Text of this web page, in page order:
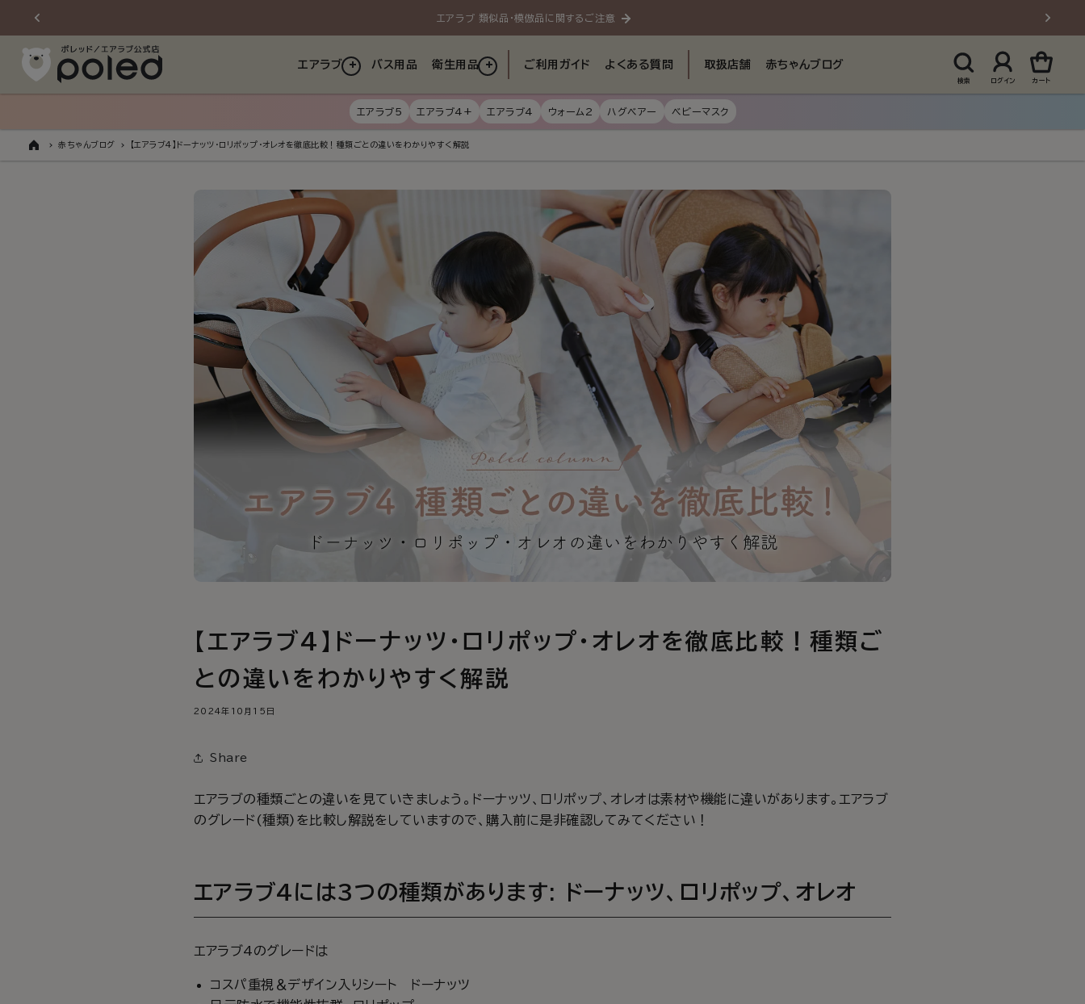
ンツに
進む
エアラブ 類似品・模倣品に関するご注意
エアラブ バス用品 衛生用品 ご利用ガイド よくある質問 取扱店舗 赤ちゃんブログ
検索 ログイン カート
エアラブ5 エアラブ4+ エアラブ4 ウォーム2 ハグベアー ベビーマスク
ト
ッ
赤ちゃんブログ 【エアラブ4】ドーナッツ・ロリポップ・オレオを徹底比較！種類ごとの違いをわかりやすく解説
【エアラブ4】ドーナッツ・ロリポップ・オレオを徹底比較！種類ご
との違いをわかりやすく解説
2024年10月15日
Share
エアラブの種類ごとの違いを見ていきましょう。ドーナッツ、ロリポップ、オレオは素材や機能に違いがあります。エアラブ
のグレード(種類)を比較し解説をしていますので、購入前に是非確認してみてください！
エアラブ4には3つの種類があります: ドーナッツ、ロリポップ、オレオ
エアラブ4のグレードは
コスパ重視＆デザイン入りシート ドーナッツ